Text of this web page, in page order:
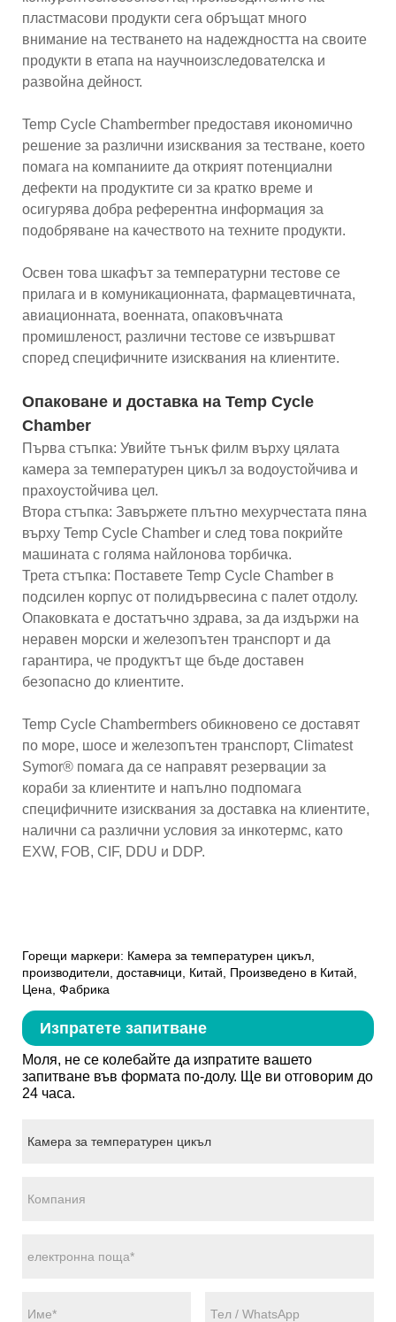
пластмасови продукти сега обръщат много
внимание на тестването на надеждността на своите
продукти в етапа на научноизследователска и
развойна дейност.
Temp Cycle Chambermber предоставя икономично
решение за различни изисквания за тестване, което
помага на компаниите да открият потенциални
дефекти на продуктите си за кратко време и
осигурява добра референтна информация за
подобряване на качеството на техните продукти.
Освен това шкафът за температурни тестове се
прилага и в комуникационната, фармацевтичната,
авиационната, военната, опаковъчната
промишленост, различни тестове се извършват
според специфичните изисквания на клиентите.
Опаковане и доставка на Temp Cycle
Chamber
Първа стъпка: Увийте тънък филм върху цялата
камера за температурен цикъл за водоустойчива и
прахоустойчива цел.
Втора стъпка: Завържете плътно мехурчестата пяна
върху Temp Cycle Chamber и след това покрийте
машината с голяма найлонова торбичка.
Трета стъпка: Поставете Temp Cycle Chamber в
подсилен корпус от полидървесина с палет отдолу.
Опаковката е достатъчно здрава, за да издържи на
неравен морски и железопътен транспорт и да
гарантира, че продуктът ще бъде доставен
безопасно до клиентите.
Temp Cycle Chambermbers обикновено се доставят
по море, шосе и железопътен транспорт, Climatest
Symor® помага да се направят резервации за
кораби за клиентите и напълно подпомага
специфичните изисквания за доставка на клиентите,
налични са различни условия за инкотермс, като
EXW, FOB, CIF, DDU и DDP.
Горещи маркери: Камера за температурен цикъл,
производители, доставчици, Китай, Произведено в Китай,
Цена, Фабрика
Изпратете запитване
Моля, не се колебайте да изпратите вашето
запитване във формата по-долу. Ще ви отговорим до
24 часа.